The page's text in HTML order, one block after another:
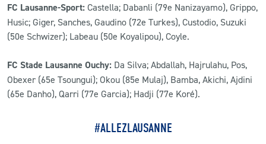
FC Lausanne-Sport: Castella; Dabanli (79e Nanizayamo), Grippo,
Husic; Giger, Sanches, Gaudino (72e Turkes), Custodio, Suzuki
(50e Schwizer); Labeau (50e Koyalipou), Coyle.
FC Stade Lausanne Ouchy: Da Silva; Abdallah, Hajrulahu, Pos,
Obexer (65e Tsoungui); Okou (85e Mulaj), Bamba, Akichi, Ajdini
(65e Danho), Qarri (77e Garcia); Hadji (77e Koré).
#ALLEZLAUSANNE